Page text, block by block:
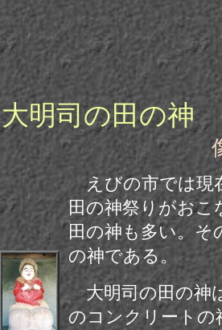
大明司の田の神
えびの市では現
田の神祭りがおこ
田の神も多い。そ
の神である。
大明司の田の神
のコンクリートの